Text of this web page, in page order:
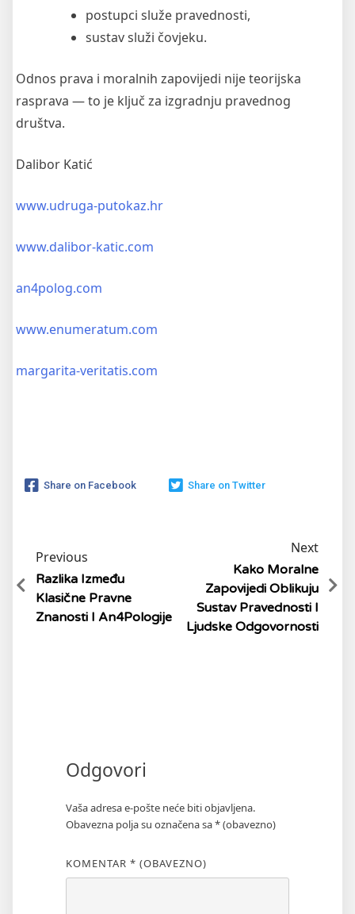
postupci služe pravednosti,
sustav služi čovjeku.
Odnos prava i moralnih zapovijedi nije teorijska
rasprava — to je ključ za izgradnju pravednog
društva.
Dalibor Katić
www.udruga-putokaz.hr
www.dalibor-katic.com
an4polog.com
www.enumeratum.com
margarita-veritatis.com
Share on Facebook Share on Twitter
Previous
Razlika Između
Klasične Pravne
Znanosti I An4Pologije
Next
Kako Moralne
Zapovijedi Oblikuju
Sustav Pravednosti I
Ljudske Odgovornosti
Odgovori
Vaša adresa e-pošte neće biti objavljena.
Obavezna polja su označena sa* (obavezno)
KOMENTAR * (OBAVEZNO)